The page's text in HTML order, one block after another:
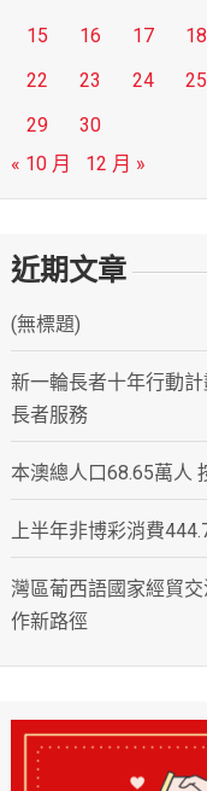
15
16 17 18
22
23 24 25
29
30
« 10 月
12 月 »
近期文章
(無標題)
新一輪長者十年行動
長者服務
本澳總人口68.65萬人
上半年非博彩消費
灣區葡西語國家經貿
作新路徑